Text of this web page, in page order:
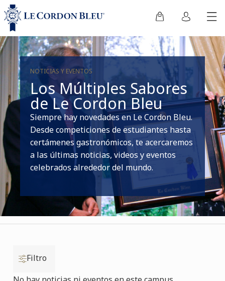
NOTICIAS Y EVENTOS
Los Múltiples Sabores
de Le Cordon Bleu
Siempre hay novedades en Le Cordon Bleu.
Desde competiciones de estudiantes hasta
certámenes gastronómicos, te acercaremos
a las últimas noticias, videos y eventos
celebrados alrededor del mundo.
Filtro